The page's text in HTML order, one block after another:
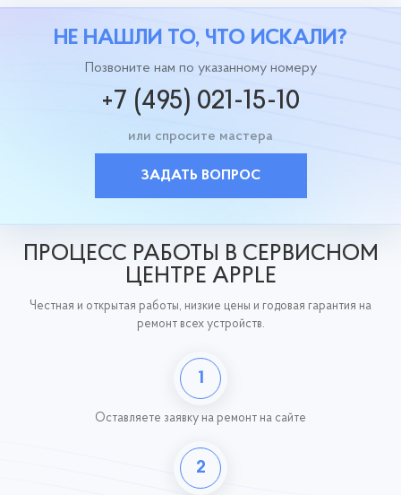
НЕ НАШЛИ ТО, ЧТО ИСКАЛИ?
Позвоните нам по указанному номеру
+7 (495) 021-15-10
или спросите мастера
ЗАДАТЬ ВОПРОС
ПРОЦЕСС РАБОТЫ В СЕРВИСНОМ
ЦЕНТРЕ APPLE
Честная и открытая работы, низкие цены и годовая гарантия на
ремонт всех устройств.
1
Оставляете заявку на ремонт на сайте
2